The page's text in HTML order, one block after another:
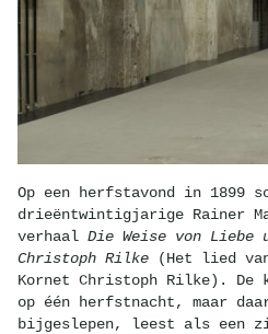
Op een herfstavond in 1899
drieëntwintigjarige Rainer
verhaal Die Weise von Liebe
Christoph Rilke(Het lied
Kornet Christoph Rilke). De
op één herfstnacht, maar
bijgeslepen, leest als een